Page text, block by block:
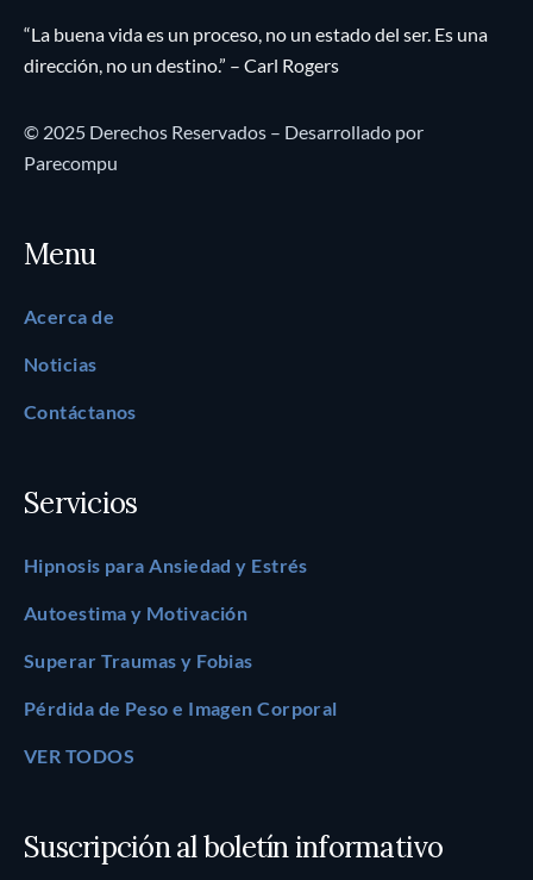
“La buena vida es un proceso, no un estado del ser. Es una
dirección, no un destino.” – Carl Rogers
© 2025 Derechos Reservados – Desarrollado por
Parecompu
Menu
Acerca de
Noticias
Contáctanos
Servicios
Hipnosis para Ansiedad y Estrés
Autoestima y Motivación
Superar Traumas y Fobias
Pérdida de Peso e Imagen Corporal
VER TODOS
Suscripción al boletín informativo